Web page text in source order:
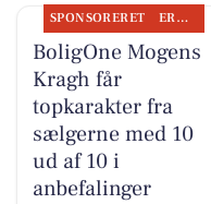
SPONSORERET ERHVERV
BoligOne Mogens
Kragh får
topkarakter fra
sælgerne med 10
ud af 10 i
anbefalinger